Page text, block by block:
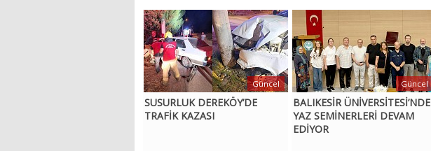
SUSURLUK DEREKÖY’DE
TRAFİK KAZASI
Güncel
BALIKESİR ÜNİVERSİTESİ’NDE
YAZ SEMİNERLERİ DEVAM
EDİYOR
Güncel